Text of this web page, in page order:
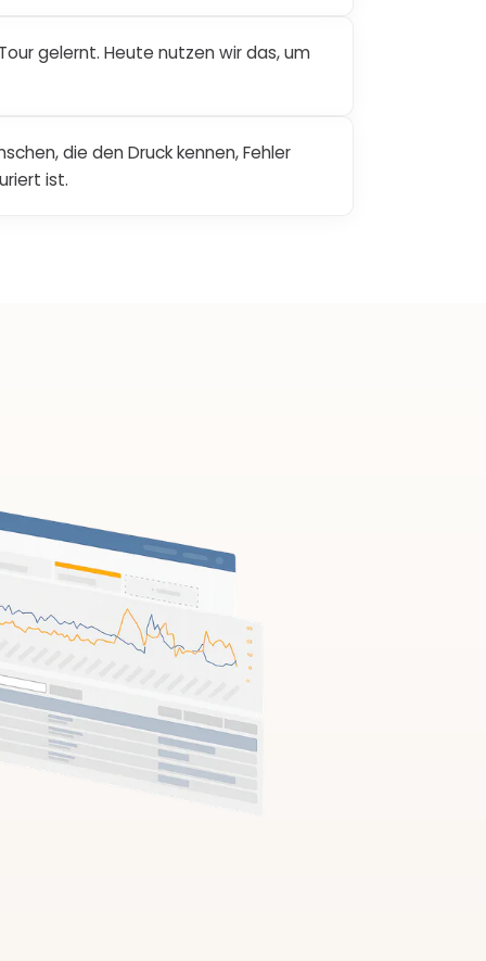
gelernt. Heute nutzen wir das, um
die den Druck kennen, Fehler
ist.